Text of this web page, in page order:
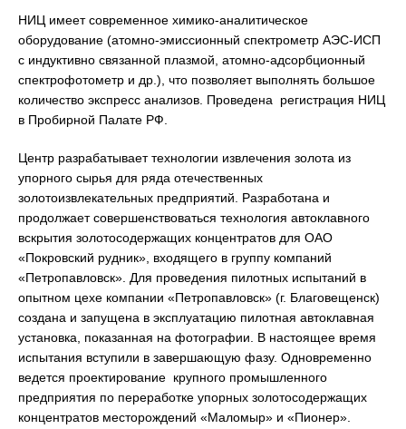
НИЦ имеет современное химико-аналитическое
оборудование (атомно-эмиссионный спектрометр АЭС-ИСП
с индуктивно связанной плазмой, атомно-адсорбционный
спектрофотометр и др.), что позволяет выполнять большое
количество экспресс анализов. Проведена регистрация НИЦ
в Пробирной Палате РФ.
Центр разрабатывает технологии извлечения золота из
упорного сырья для ряда отечественных
золотоизвлекательных предприятий. Разработана и
продолжает совершенствоваться технология автоклавного
вскрытия золотосодержащих концентратов для ОАО
«Покровский рудник», входящего в группу компаний
«Петропавловск». Для проведения пилотных испытаний в
опытном цехе компании «Петропавловск» (г. Благовещенск)
создана и запущена в эксплуатацию пилотная автоклавная
установка, показанная на фотографии. В настоящее время
испытания вступили в завершающую фазу. Одновременно
ведется проектирование крупного промышленного
предприятия по переработке упорных золотосодержащих
концентратов месторождений «Маломыр» и «Пионер».